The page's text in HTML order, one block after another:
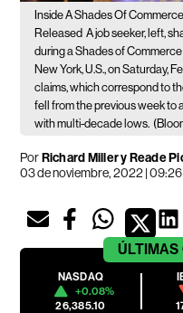
Inside A Shades Of
Released A job seeker, left,
during a Shades of
New York, U.S., on Saturday,
claims, which correspond to
fell from the previous week to
with multi-decade lows.
PorRichard Miller y Reade
03 de noviembre, 2022 | 09:26
ÚLTIMAS
NASDAQ
+0.08%
26,385.10